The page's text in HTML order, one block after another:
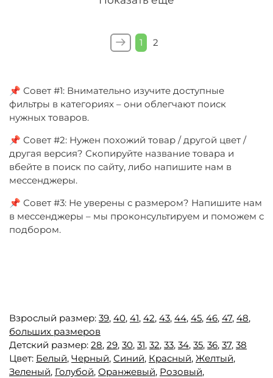
1 2
📌 Совет #1: Внимательно изучите доступные
фильтры в категориях – они облегчают поиск
нужных товаров.
📌 Совет #2: Нужен похожий товар / другой цвет /
другая версия? Скопируйте название товара и
вбейте в поиск по сайту, либо напишите нам в
мессенджеры.
📌 Совет #3: Не уверены с размером? Напишите нам
в мессенджеры – мы проконсультируем и поможем с
подбором.
Взрослый размер: 39, 40, 41, 42, 43, 44, 45, 46, 47, 48,
больших размеров
Детский размер: 28, 29, 30, 31, 32, 33, 34, 35, 36, 37, 38
Цвет: Белый, Черный, Синий, Красный, Желтый,
Зеленый, Голубой, Оранжевый, Розовый,